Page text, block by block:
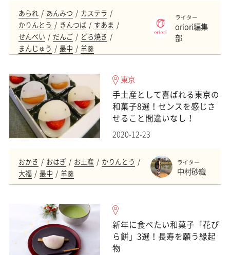
あられ あんみつ
カステラ
かりんとう
きんつば
すあま
せんべい
だんご
どら焼き
まんじゅう
最中 羊羹
ライター
oriori編集
部
東京
手土産として喜ばれる東京の
和菓子8選！センスを感じさ
せること間違いなし！
2020-12-23
おかき おはぎ お土産
かりんとう
大福
最中 羊羹
ライター
中村砂織
新年に食べたい和菓子「花び
ら餅」3選！長寿を願う縁起
物